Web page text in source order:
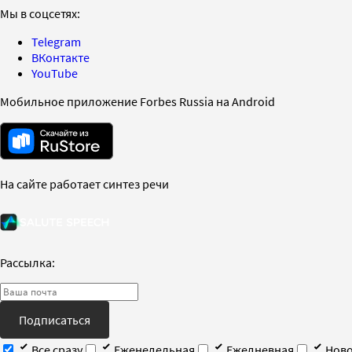
Мы в соцсетях:
Telegram
ВКонтакте
YouTube
Мобильное приложение Forbes Russia на Android
На сайте работает синтез речи
Рассылка:
Подписаться